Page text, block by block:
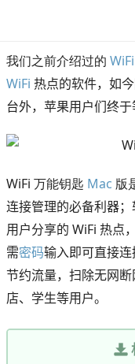
我们之前介绍过的 WiFi
WiFi 热点的软件，如
台外，苹果用户们终于
WiFi 万能钥匙 Mac 版
连接管理的必备利器
用户分享的 WiFi 热点
需密码输入即可直接连
节约流量，扫除无网
店、 学生等用户。